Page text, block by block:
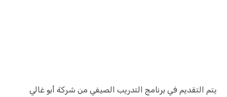
يتم التقديم في برنامج التدريب الصيفي من شركة أبو غالي